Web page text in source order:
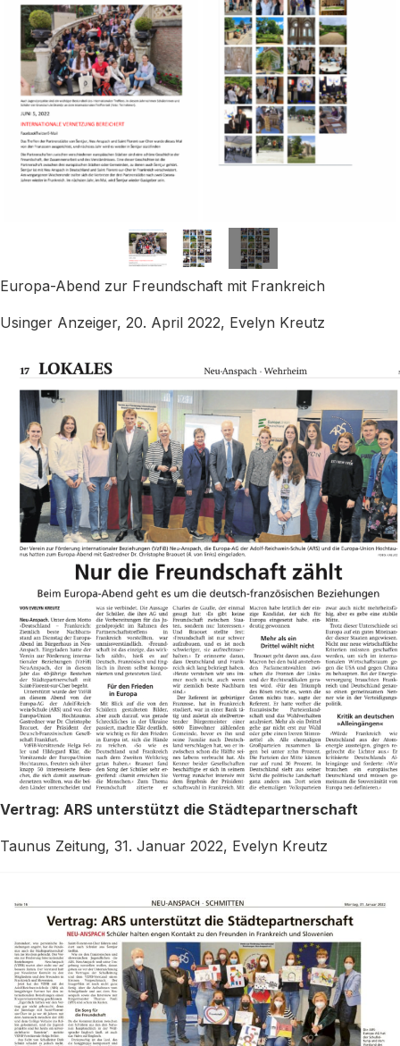
Europa-Abend zur Freundschaft mit Frankreich
Usinger Anzeiger, 20. April 2022, Evelyn Kreutz
Vertrag: ARS unterstützt die Städtepartnerschaft
Taunus Zeitung, 31. Januar 2022, Evelyn Kreutz